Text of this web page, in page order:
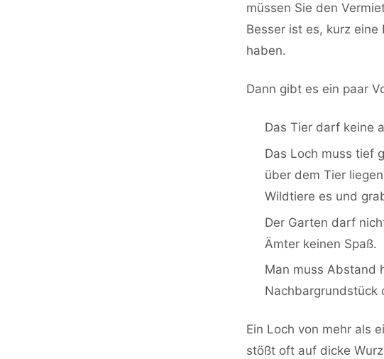
müssen Sie den
Besser ist es, kurz
haben.
Dann gibt es ein paar
Das Tier darf keine
Das Loch muss tief
über dem Tier
Wildtiere es und
Der Garten darf
Ämter keinen Spaß.
Man muss Abstand
Nachbargrundstück
Ein Loch von mehr als
stößt oft auf dicke